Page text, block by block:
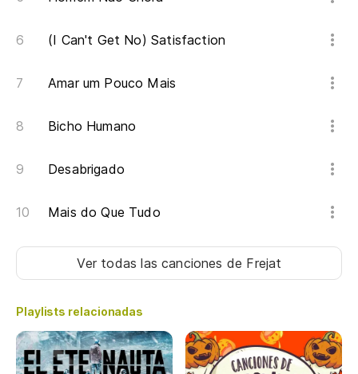
(I Can't Get No) Satisfaction
Amar um Pouco Mais
Bicho Humano
Desabrigado
Mais do Que Tudo
Ver todas las canciones de Frejat
Playlists relacionadas